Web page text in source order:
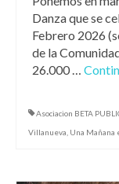
Danza que se
Febrero 2026
de la
26.000 …
Asociacion BETA
Villanueva Una Mañana